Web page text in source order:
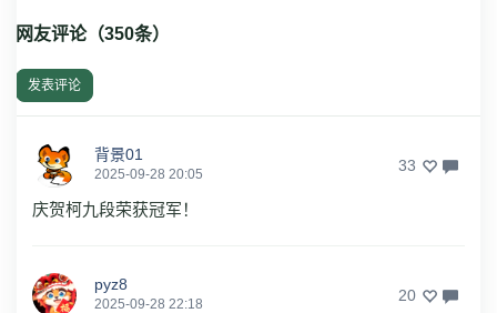
网友评论（350条）
发表评论
背景01
2025-09-28 20:05 33
庆贺柯九段荣获冠军！
pyz8
2025-09-28 22:18 20